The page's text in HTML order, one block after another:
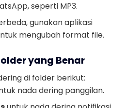
seperti MP3.
gunakan aplikasi
mengubah format file.
yang Benar
di folder berikut:
nada dering panggilan.